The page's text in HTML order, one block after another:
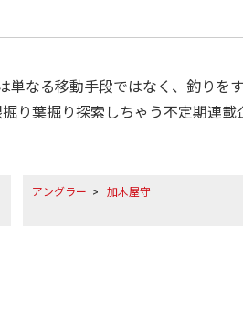
単なる移動手段ではなく、釣りを
り葉掘り探索しちゃう不定期連載
アングラー > 加木屋守